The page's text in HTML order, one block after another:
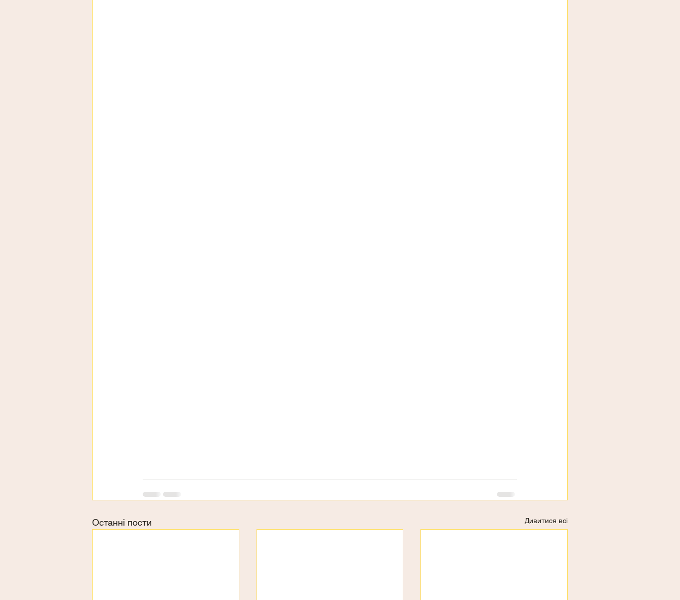
Останні пости Дивитися всі